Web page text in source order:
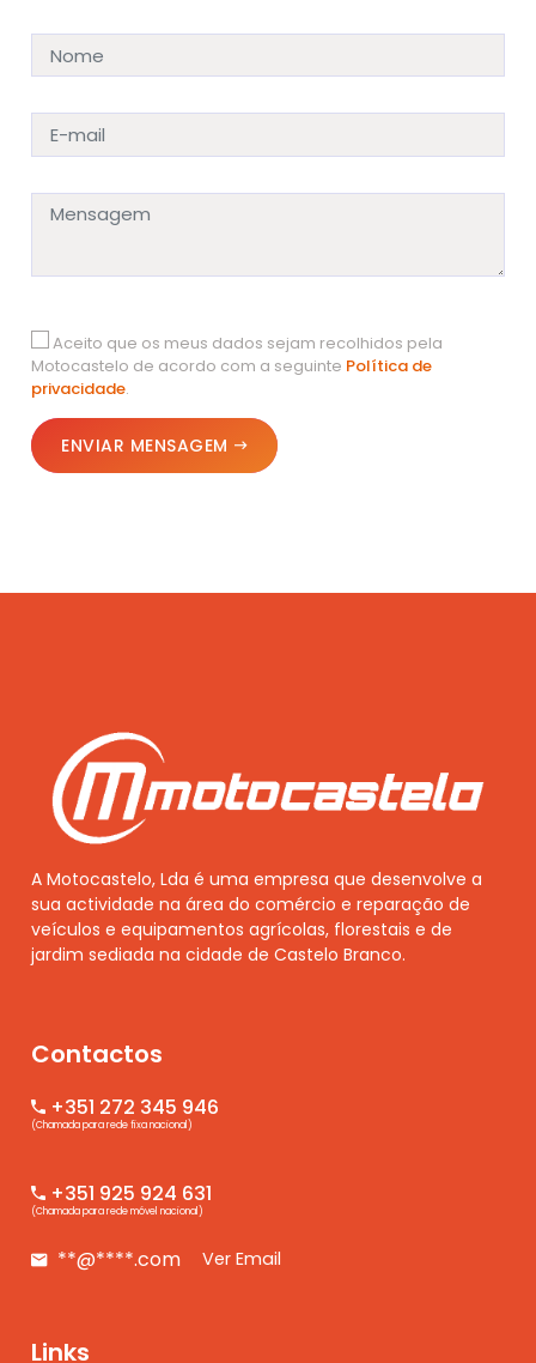
Aceito que os meus dados sejam recolhidos pela
Motocastelo de acordo com a seguinte Política de
privacidade.
ENVIAR MENSAGEM
A Motocastelo, Lda é uma empresa que desenvolve a
sua actividade na área do comércio e reparação de
veículos e equipamentos agrícolas, florestais e de
jardim sediada na cidade de Castelo Branco.
Contactos
+351 272 345 946
(Chamada para rede fixa nacional)
+351 925 924 631
(Chamada para rede móvel nacional)
**@****.com Ver Email
Links